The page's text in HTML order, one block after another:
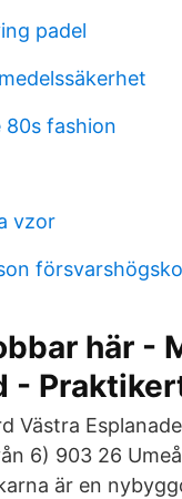
padel
80s fashion
vzor
här -
-
Västra
6) 903 26
är en